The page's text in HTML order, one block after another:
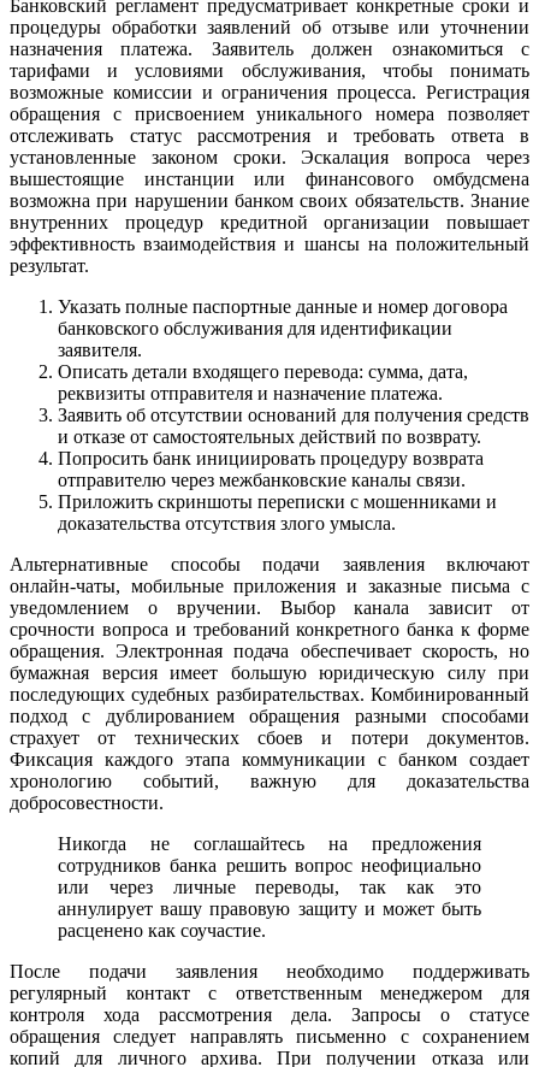
Банковский регламент предусматривает конкретные сроки и
процедуры обработки заявлений об отзыве или уточнении
назначения платежа. Заявитель должен ознакомиться с
тарифами и условиями обслуживания, чтобы понимать
возможные комиссии и ограничения процесса. Регистрация
обращения с присвоением уникального номера позволяет
отслеживать статус рассмотрения и требовать ответа в
установленные законом сроки. Эскалация вопроса через
вышестоящие инстанции или финансового омбудсмена
возможна при нарушении банком своих обязательств. Знание
внутренних процедур кредитной организации повышает
эффективность взаимодействия и шансы на положительный
результат.
Указать полные паспортные данные и номер договора
банковского обслуживания для идентификации
заявителя.
Описать детали входящего перевода: сумма, дата,
реквизиты отправителя и назначение платежа.
Заявить об отсутствии оснований для получения средств
и отказе от самостоятельных действий по возврату.
Попросить банк инициировать процедуру возврата
отправителю через межбанковские каналы связи.
Приложить скриншоты переписки с мошенниками и
доказательства отсутствия злого умысла.
Альтернативные способы подачи заявления включают
онлайн-чаты, мобильные приложения и заказные письма с
уведомлением о вручении. Выбор канала зависит от
срочности вопроса и требований конкретного банка к форме
обращения. Электронная подача обеспечивает скорость, но
бумажная версия имеет большую юридическую силу при
последующих судебных разбирательствах. Комбинированный
подход с дублированием обращения разными способами
страхует от технических сбоев и потери документов.
Фиксация каждого этапа коммуникации с банком создает
хронологию событий, важную для доказательства
добросовестности.
Никогда не соглашайтесь на предложения
сотрудников банка решить вопрос неофициально
или через личные переводы, так как это
аннулирует вашу правовую защиту и может быть
расценено как соучастие.
После подачи заявления необходимо поддерживать
регулярный контакт с ответственным менеджером для
контроля хода рассмотрения дела. Запросы о статусе
обращения следует направлять письменно с сохранением
копий для личного архива. При получении отказа или